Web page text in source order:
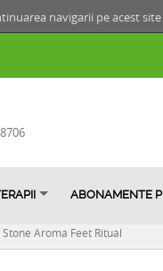
navigarii pe acest
ABONAMENTE
Aroma Feet Ritual